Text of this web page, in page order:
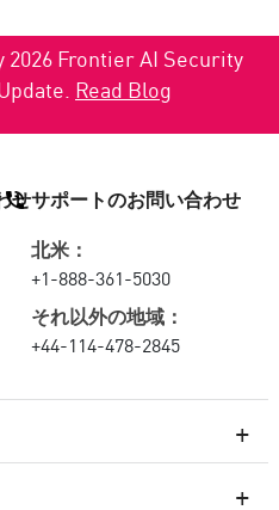
Frontier AI Security
Read Blog
せサポートのお問い合わせ
北米：
+1-888-361-5030
それ以外の地域：
+44-114-478-2845